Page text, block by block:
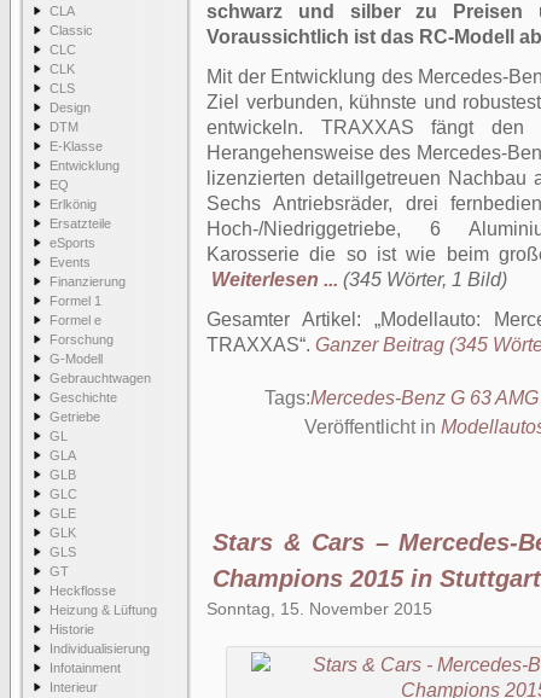
CLA
Classic
CLC
CLK
CLS
Design
DTM
E-Klasse
Entwicklung
EQ
Erlkönig
Ersatzteile
eSports
Events
Finanzierung
Formel 1
Formel e
Forschung
G-Modell
Gebrauchtwagen
Geschichte
Getriebe
GL
GLA
GLB
GLC
GLE
GLK
GLS
GT
Heckflosse
Heizung & Lüftung
Historie
Individualisierung
Infotainment
Interieur
schwarz und silber zu
Voraussichtlich ist das RC-Modell
Mit der Entwicklung des Mercedes-
Ziel verbunden, kühnste und
entwickeln. TRAXXAS fängt
Herangehensweise des Mercedes-
lizenzierten detaillgetreuen Nachbau
Sechs Antriebsräder, drei
Hoch-/Niedriggetriebe, 6
Karosserie die so ist wie beim
Weiterlesen ... (345 Wörter, 1 Bild)
Gesamter Artikel: Modellauto:
TRAXXAS . Ganzer Beitrag (345
Tags:Mercedes-Benz G 63
Veröffentlicht in
Stars & Cars – Mercedes-
Champions 2015 in Stuttgart
Sonntag, 15. November 2015